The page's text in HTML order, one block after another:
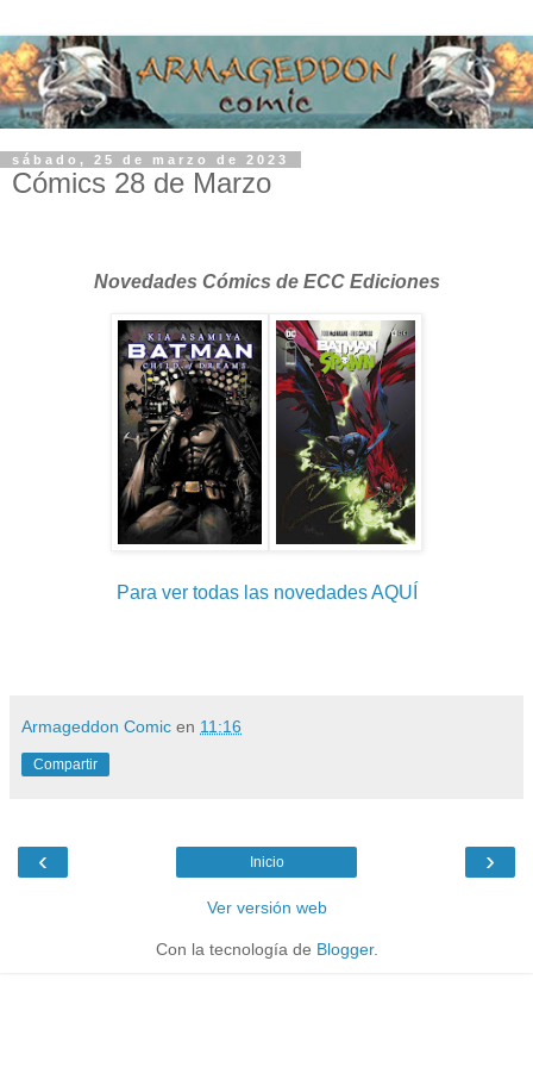
sábado, 25 de marzo de 2023
Cómics 28 de Marzo
Novedades Cómics de ECC Ediciones
Para ver todas las novedades AQUÍ
Armageddon Comic en 11:16
Compartir
‹ ›
Inicio
Ver versión web
Con la tecnología de Blogger.